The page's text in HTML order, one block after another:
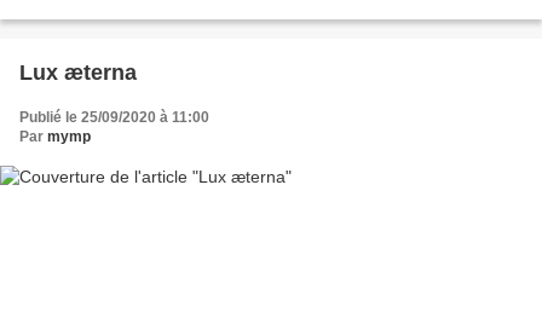
Lux æterna
Publié le 25/09/2020 à 11:00
Par mymp